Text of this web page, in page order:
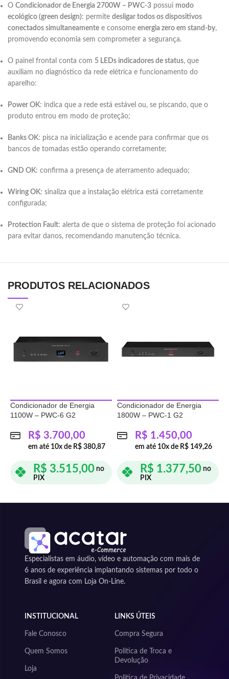
O Condicionador de Energia 2700W – PWC-3 possui modo
ecológico (green design): permite desligar todos os dispositivos
conectados simultaneamente e consome energia zero em stand-by,
promovendo economia sem comprometer a segurança.
O painel frontal conta com 5 LEDs indicadores de status, que
auxiliam no diagnóstico da rede elétrica e funcionamento do
aparelho:
Power OK: indica que a rede está estável ou, se piscando, que o
produto entrou em modo de proteção;
Banks OK: pisca na inicialização e acende para confirmar que os
bancos de tomadas estão operando corretamente;
GND OK: confirma a presença de aterramento adequado;
Wiring OK: sinaliza que a instalação elétrica está corretamente
configurada;
Protection Fault: alerta de que o sistema de proteção foi acionado
para evitar danos, recomendando manutenção técnica.
PRODUTOS RELACIONADOS
Condicionador de Energia
1100W – PWC-6 G2
R$ 3.700,00
em até 10x de R$ 380,87
R$ 3.515,00 no
PIX
Condicionador de Energia
1800W – PWC-1 G2
R$ 1.450,00
em até 10x de R$149,26
R$ 1.377,50 no
PIX
Especialistas em áudio, vídeo e automação com mais de
6 anos de experiência implantando sistemas por todo o
Brasil e agora com Loja On-Line.
INSTITUCIONAL
Fale Conosco
Quem Somos
Loja
LINKS ÚTEIS
Compra Segura
Politica de Troca e
Devolução